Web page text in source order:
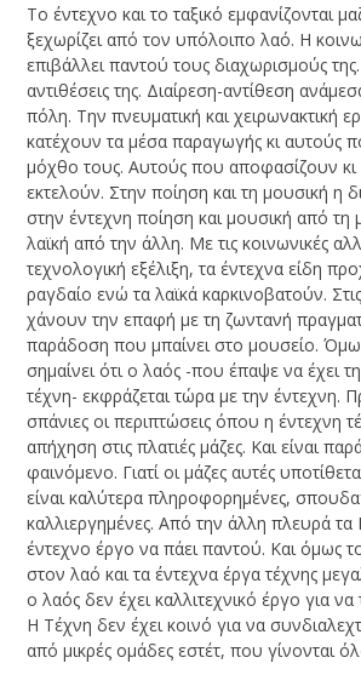
Το έντεχνο και το ταξικό εμφανίζονται
ξεχωρίζει από τον υπόλοιπο λαό. Η
επιβάλλει παντού τους διαχωρισμούς της.
αντιθέσεις της. Διαίρεση-αντίθεση
πόλη. Την πνευματική και χειρωνακτική
κατέχουν τα μέσα παραγωγής κι αυτούς
μόχθο τους. Αυτούς που αποφασίζουν
εκτελούν. Στην ποίηση και τη μουσική η
στην έντεχνη ποίηση και μουσική από τη
λαϊκή από την άλλη. Με τις κοινωνικές
τεχνολογική εξέλιξη, τα έντεχνα είδη
ραγδαίο ενώ τα λαϊκά καρκινοβατούν.
χάνουν την επαφή με τη ζωντανή
παράδοση που μπαίνει στο μουσείο.
σημαίνει ότι ο λαός -που έπαψε να έχει
τέχνη- εκφράζεται τώρα με την έντεχνη.
σπάνιες οι περιπτώσεις όπου η έντεχνη
απήχηση στις πλατιές μάζες. Και είναι
φαινόμενο. Γιατί οι μάζες αυτές
είναι καλύτερα πληροφορημένες,
καλλιεργημένες. Από την άλλη πλευρά
έντεχνο έργο να πάει παντού. Και όμως
στον λαό και τα έντεχνα έργα τέχνης
ο λαός δεν έχει καλλιτεχνικό έργο για να
Η Τέχνη δεν έχει κοινό για να
από μικρές ομάδες εστέτ, που γίνονται